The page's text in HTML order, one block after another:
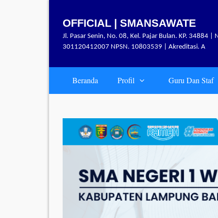
contentOFFICIAL | SMANSAWATE
Jl. Pasar Senin, No. 08, Kel. Pajar Bulan. KP. 34884 |
301120412007 NPSN. 10803539 | Akreditasi. A
Beranda Profil Guru Dan Staf